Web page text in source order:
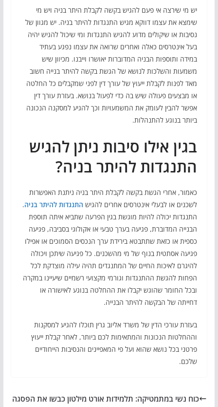
יש מי שירצה אי פעם להגיש בקשה לקבלת היתר בניה ויש מי
שימצא את עצמו דווקא מגיש התנגדות להיתר בניה. יש מגוון של
נסיבות או שיקולים מדוע להגיש התנגדות ומי שיכול להגיש יהיה
בעל אינטרסים כאלה ואחרים שרואה את עצמו נפגע בעתיד
במידה ותוספות הבניה המדוברות יאושרו וייבנו. מכיוון שיש
משמעות והשלכות לנושא של הגשת בקשה להיתר בנייה חשוב
מאד לפנות לקבלת ייעוץ של עורך דין לפני שמקבלים כל החלטה
או מבצעים פעולה שיש בה כדי לפעול בנושא. בעזרת עורך דין
אפשר להבין לעומק את המשמעויות וכך להגיע למסקנה הנכונה
ביותר בנוגע להתנהלות.
בגין אילו סיבות ניתן להגיש
התנגדות להיתר בניה?
כאמור, אחרי הגשת בקשה לקבלת היתר בניה ניתנת האפשרות
לשכנים או לבעלי אינטרסים אחרים להגיש התנגדות להיתר בניה.
התנגדות יכולה להיות מוגשת בגין הפרעה שתביא איתה תוספת
הבנייה המדוברת, פגיעה בערך טבעי או אקולוגי בסביבה, פגיעה
כספית או כזאת שתתבטא בירידת ערך הנכסים הסמוכים או אפילו
פגיעה אסתטית בנוף של מי מהשכנים. כל פגיעה שיתכן ויכולה
להיגרם לאיכות החיים של המתנגדים תהיה עילה מוצדקת לכל
הפחות להגשת ההתנגדות וגורמי מקצועי רשמיים שיעיינו במקרה
ובכל החומר שהוגש יקבלו את ההחלטה בנוגע לאישורה או
דחייתה של הבקשה להיתר הבנייה.
בעזרת עורכי הדין של משרד אליוב גרין תוכלו להגיע למסקנות
וההחלטות הנכונות והמתאימות לכם ביותר, לאחר קבלת ייעוץ
פרטני בכל נושא שהוא ועל פי המאפיינים והנסיבות הייחודיים
שלכם.
כוח נשי במתמטיקה: תלמידות אורט מילטון כבשו את הפסגה